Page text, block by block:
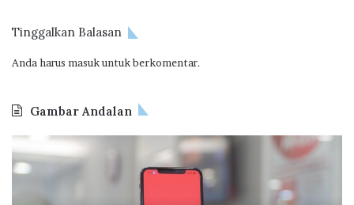
Tinggalkan Balasan
Anda harus masukuntuk berkomentar.
Gambar Andalan
O
d